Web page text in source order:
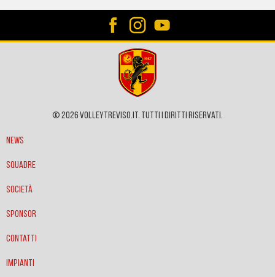
© 2026 VOLLEYTREVISO.IT. Tutti i diritti riservati.
News
Squadre
Società
Sponsor
Contatti
Impianti